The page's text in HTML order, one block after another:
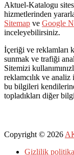
Aktuel-Katalogu
hizmetlerinden
Sitemap ve Google
inceleyebilirsiniz.
İçeriği ve reklamları
sunmak ve trafiği
Sitemizi
reklamcılık ve analiz
bu bilgileri
topladıkları diğer
Copyright © 2026
Gizlilik